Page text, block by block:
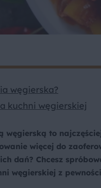
węgierska?
kuchni węgierskiej
węgierską to
więcej do
dań? Chcesz
węgierskiej z